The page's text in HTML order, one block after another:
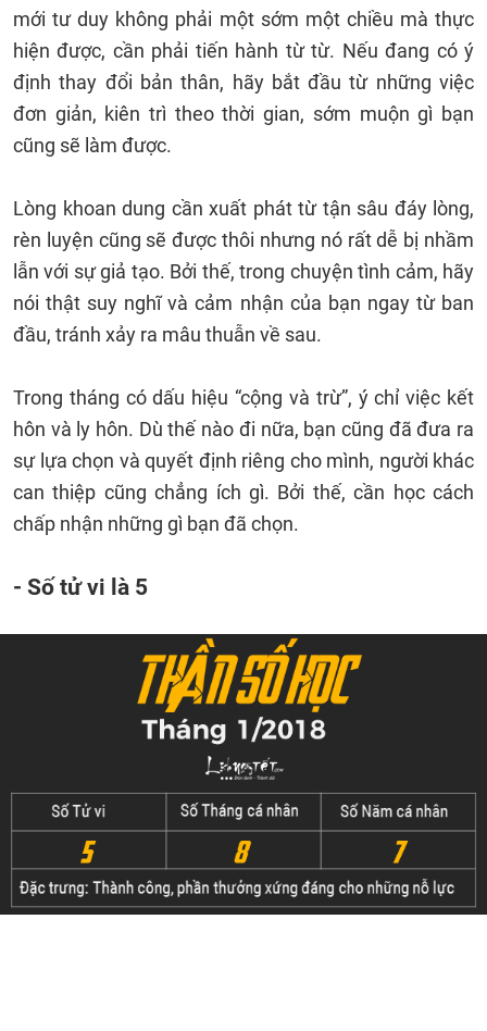
mới tư duy không phải một sớm một chiều mà thực
hiện được, cần phải tiến hành từ từ. Nếu đang có ý
định thay đổi bản thân, hãy bắt đầu từ những việc
đơn giản, kiên trì theo thời gian, sớm muộn gì bạn
cũng sẽ làm được.
Lòng khoan dung cần xuất phát từ tận sâu đáy lòng,
rèn luyện cũng sẽ được thôi nhưng nó rất dễ bị nhầm
lẫn với sự giả tạo. Bởi thế, trong chuyện tình cảm, hãy
nói thật suy nghĩ và cảm nhận của bạn ngay từ ban
đầu, tránh xảy ra mâu thuẫn về sau.
Trong tháng có dấu hiệu “cộng và trừ”, ý chỉ việc kết
hôn và ly hôn. Dù thế nào đi nữa, bạn cũng đã đưa ra
sự lựa chọn và quyết định riêng cho mình, người khác
can thiệp cũng chẳng ích gì. Bởi thế, cần học cách
chấp nhận những gì bạn đã chọn.
- Số tử vi là 5